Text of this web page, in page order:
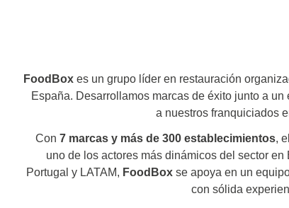
FoodBox es un grupo líder en restauración
España. Desarrollamos marcas de éxito junto a
a nuestros franquiciados
Con 7 marcas y más de 300 establecimientos,
uno de los actores más dinámicos del sector
Portugal y LATAM, FoodBox se apoya en un
con sólida